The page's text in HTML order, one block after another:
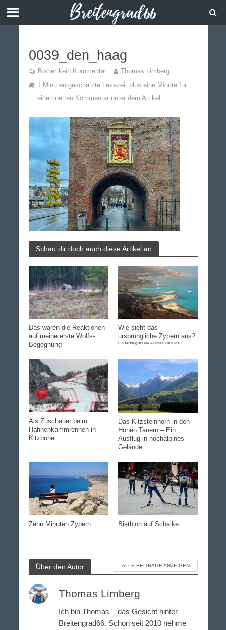
0039_den_haag
Bisher kein Kommentar
Thomas Limberg
1 Minuten geschätzte Lesezeit plus eine Minute für
einen netten Kommentar unter dem Artikel
Schau dir doch auch diese Artikel an
Das waren die Reaktionen
auf meine erste Wolfs-
Begegnung
Wie sieht das
ursprüngliche Zypern aus?
Ein Ausflug auf die Akamas Halbinsel
Als Zuschauer beim
Hahnenkammrennen in
Kitzbühel
Das Kitzsteinhorn in den
Hohen Tauern – Ein
Ausflug in hochalpines
Gelände
Zehn Minuten Zypern Biathlon auf Schalke
Über den Autor ALLE BEITRÄGE ANZEIGEN
Thomas Limberg
Ich bin Thomas – das Gesicht hinter
Breitengrad66. Schon seit 2010 nehme